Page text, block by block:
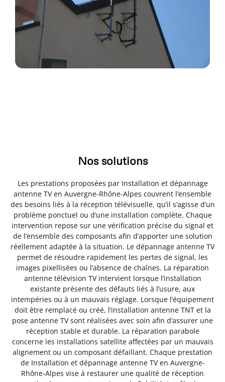
Nos solutions
Les prestations proposées par Installation et dépannage
antenne TV en Auvergne-Rhône-Alpes couvrent l’ensemble
des besoins liés à la réception télévisuelle, qu’il s’agisse d’un
problème ponctuel ou d’une installation complète. Chaque
intervention repose sur une vérification précise du signal et
de l’ensemble des composants afin d’apporter une solution
réellement adaptée à la situation. Le dépannage antenne TV
permet de résoudre rapidement les pertes de signal, les
images pixellisées ou l’absence de chaînes. La réparation
antenne télévision TV intervient lorsque l’installation
existante présente des défauts liés à l’usure, aux
intempéries ou à un mauvais réglage. Lorsque l’équipement
doit être remplacé ou créé, l’installation antenne TNT et la
pose antenne TV sont réalisées avec soin afin d’assurer une
réception stable et durable. La réparation parabole
concerne les installations satellite affectées par un mauvais
alignement ou un composant défaillant. Chaque prestation
de Installation et dépannage antenne TV en Auvergne-
Rhône-Alpes vise à restaurer une qualité de réception